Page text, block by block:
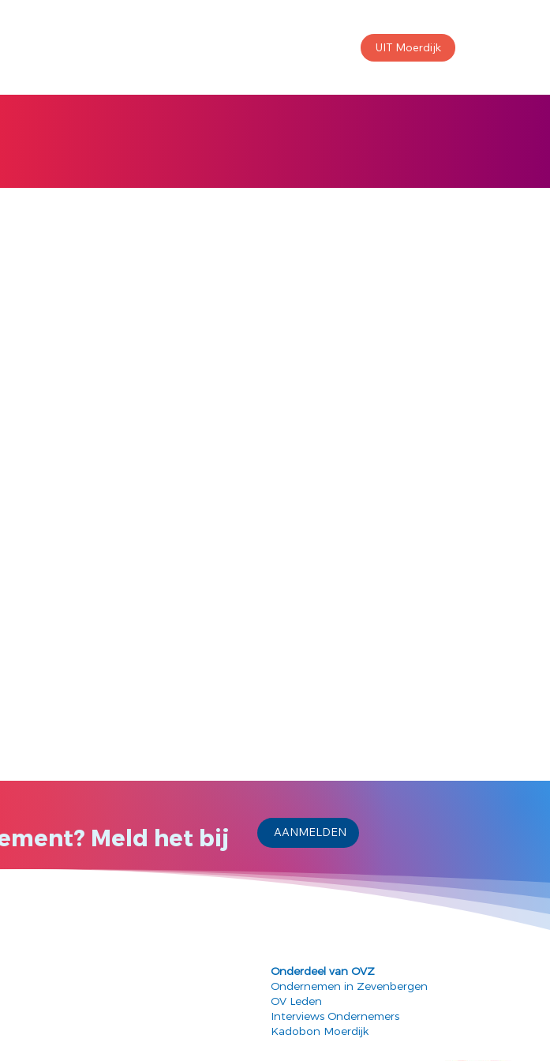
UIT Moerdijk
Meld het bij
AANMELDEN
Onderdeel van OVZ
Ondernemen in Zevenbergen
OV Leden
Interviews Ondernemers
Kadobon Moerdijk